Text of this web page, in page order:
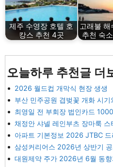
제주 수영장 호텔 호
캉스 추천 4곳
고래불 해
추천 숙
오늘하루 추천글 더
2026 월드컵 개막식 현장 생생
부산 민주공원 겹벚꽃 개화 시기
최영일 전 부회장 법인카드
채정안 샤넬 레인부츠 장마룩 스
아파트 기본정보 2026 JTBC 드
삼성커리어스 2026년 상반기
대원제약 주가 2026년 6월 동